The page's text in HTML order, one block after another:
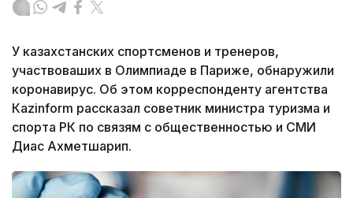
У казахстанских спортсменов и тренеров,
участвоваших в Олимпиаде в Париже, обнаружили
коронавирус. Об этом корреспонденту агентства
Кazinform рассказал советник министра туризма и
спорта РК по связям с общественностью и СМИ
Диас Ахметшарип.